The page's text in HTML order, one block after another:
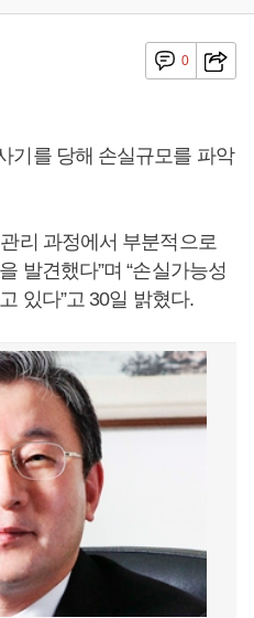
0
기를 당해 손실규모를 파악
리 과정에서 부분적으로
발견했다”며 “손실가능성
있다”고 30일 밝혔다.